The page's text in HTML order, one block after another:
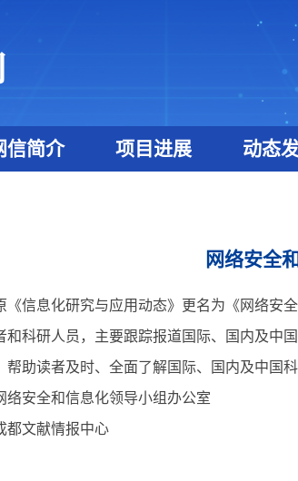
信简介 项目进展 动态
网络安全
信息化研究与应用动态》更名为《网络安
和科研人员，主要跟踪报道国际、国内及中
帮助读者及时、全面了解国际、国内及中国
络安全和信息化领导小组办公室
都文献情报中心